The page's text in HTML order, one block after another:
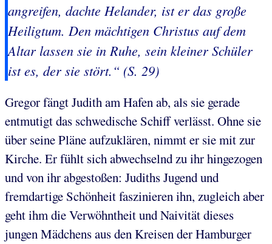
angreifen, dachte Helander, ist er das große
Heiligtum. Den mächtigen Christus auf dem
Altar lassen sie in Ruhe, sein kleiner Schüler
ist es, der sie stört.“ (S. 29)
Gregor fängt Judith am Hafen ab, als sie gerade
entmutigt das schwedische Schiff verlässt. Ohne sie
über seine Pläne aufzuklären, nimmt er sie mit zur
Kirche. Er fühlt sich abwechselnd zu ihr hingezogen
und von ihr abgestoßen: Judiths Jugend und
fremdartige Schönheit faszinieren ihn, zugleich aber
geht ihm die Verwöhntheit und Naivität dieses
jungen Mädchens aus den Kreisen der Hamburger